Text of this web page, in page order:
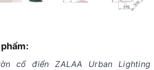
cổ điển ZALAA Urban Lighting